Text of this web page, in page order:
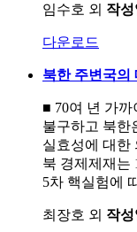
임수호 외 작성
다운로드
북한 주변국의
■ 70여 년 가
불구하고 북한
실효성에 대한
북 경제제재는
5차 핵실험에
최장호 외 작성